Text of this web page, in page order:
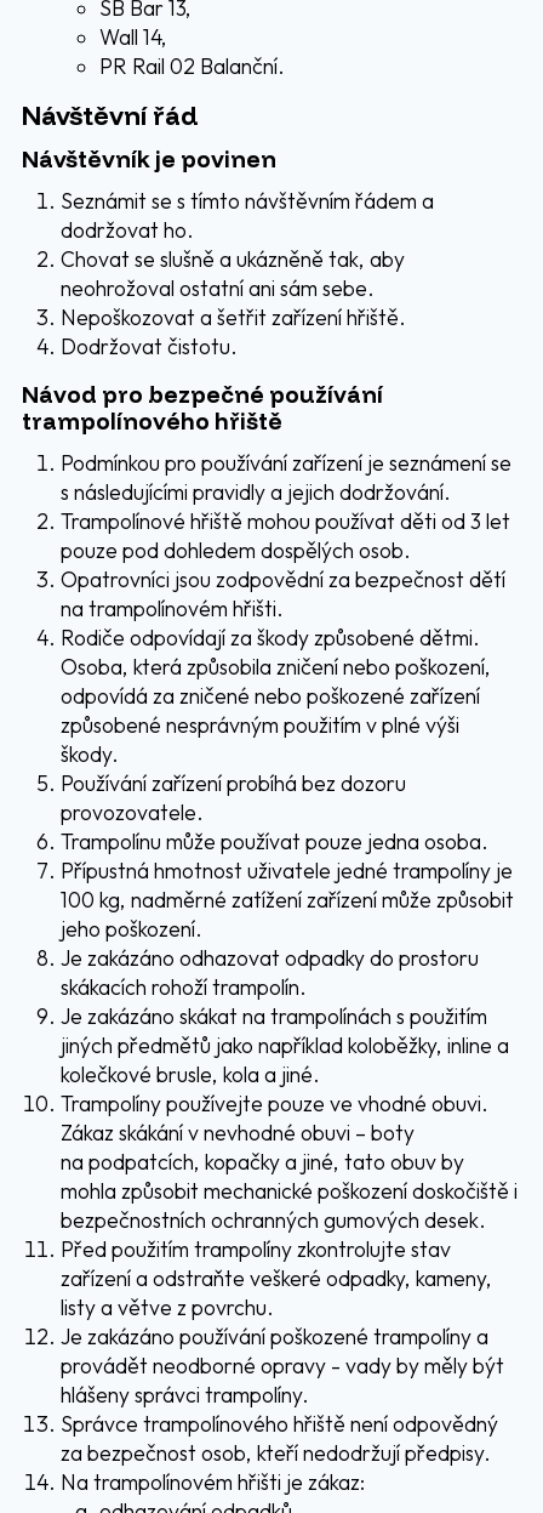
SB Bar 13,
Wall 14,
PR Rail 02 Balanční.
Návštěvní řád
Návštěvník je povinen
Seznámit se s tímto návštěvním řádem a
dodržovat ho.
Chovat se slušně a ukázněně tak, aby
neohrožoval ostatní ani sám sebe.
Nepoškozovat a šetřit zařízení hřiště.
Dodržovat čistotu.
Návod pro bezpečné používání
trampolínového hřiště
Podmínkou pro používání zařízení je seznámení se
s následujícími pravidly a jejich dodržování.
Trampolínové hřiště mohou používat děti od 3 let
pouze pod dohledem dospělých osob.
Opatrovníci jsou zodpovědní za bezpečnost dětí
na trampolínovém hřišti.
Rodiče odpovídají za škody způsobené dětmi.
Osoba, která způsobila zničení nebo poškození,
odpovídá za zničené nebo poškozené zařízení
způsobené nesprávným použitím v plné výši
škody.
Používání zařízení probíhá bez dozoru
provozovatele.
Trampolínu může používat pouze jedna osoba.
Přípustná hmotnost uživatele jedné trampolíny je
100 kg, nadměrné zatížení zařízení může způsobit
jeho poškození.
Je zakázáno odhazovat odpadky do prostoru
skákacích rohoží trampolín.
Je zakázáno skákat na trampolínách s použitím
jiných předmětů jako například koloběžky, inline a
kolečkové brusle, kola a jiné.
Trampolíny používejte pouze ve vhodné obuvi.
Zákaz skákání v nevhodné obuvi – boty
na podpatcích, kopačky a jiné, tato obuv by
mohla způsobit mechanické poškození doskočiště i
bezpečnostních ochranných gumových desek.
Před použitím trampolíny zkontrolujte stav
zařízení a odstraňte veškeré odpadky, kameny,
listy a větve z povrchu.
Je zakázáno používání poškozené trampolíny a
provádět neodborné opravy - vady by měly být
hlášeny správci trampolíny.
Správce trampolínového hřiště není odpovědný
za bezpečnost osob, kteří nedodržují předpisy.
Na trampolínovém hřišti je zákaz: